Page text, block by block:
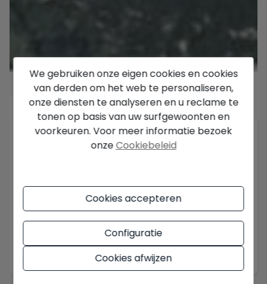
Beschrijving
Groot perceel te koop in Jávea/Xàbia met de
mogelijkheid om tot 12 chalets te bouwen Unieke
wat leidt tot een constante stijging van de prijzen
en een geweldige kans voor investeerders
genereert. Jávea heeft zich gevestigd als een
van de meest gewilde bestemmingen aan de
Costa Blanca, zowel voor degenen die een grond
in Jávea willen kopen om hun woning te bouwen
Toon meer
We gebruiken onze eigen cookies en cookies
van derden om het web te personaliseren,
onze diensten te analyseren en u reclame te
tonen op basis van uw surfgewoonten en
voorkeuren. Voor meer informatie bezoek
onzeCookiebeleid
Cookies accepteren
Configuratie
Cookies afwijzen